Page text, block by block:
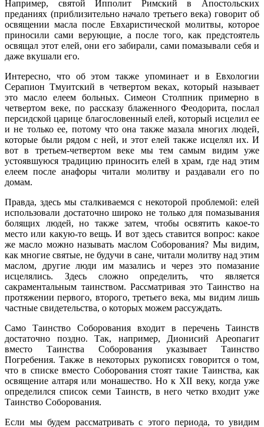
Например, святой Ипполит Римский в Апостольских
преданиях (приблизительно начало третьего века) говорит об
освящении масла после Евхаристической молитвы, которое
приносили сами верующие, а после того, как предстоятель
освящал этот елей, они его забирали, сами помазывали себя и
даже вкушали его.
Интересно, что об этом также упоминает и в Евхологии
Серапион Тмуитский в четвертом веках, который называет
это масло елеем больных. Симеон Столпник примерно в
четвертом веке, по рассказу блаженного Феодорита, послал
персидской царице благословенный елей, который исцелил ее
и не только ее, потому что она также мазала многих людей,
которые были рядом с ней, и этот елей также исцелял их. И
вот в третьем-четвертом веке мы тем самым видим уже
устоявшуюся традицию приносить елей в храм, где над этим
елеем после анафоры читали молитву и раздавали его по
домам.
Правда, здесь мы сталкиваемся с некоторой проблемой: елей
использовали достаточно широко не только для помазывания
болящих людей, но также затем, чтобы освятить какое-то
место или какую-то вещь. И вот здесь ставится вопрос: какое
же масло можно называть маслом Соборования? Мы видим,
как многие святые, не будучи в сане, читали молитву над этим
маслом, другие люди им мазались и через это помазание
исцелялись. Здесь сложно определить, что является
сакраментальным таинством. Рассматривая это Таинство на
протяжении первого, второго, третьего века, мы видим лишь
частные свидетельства, о которых можем рассуждать.
Само Таинство Соборования входит в перечень Таинств
достаточно поздно. Так, например, Дионисий Ареопагит
вместо Таинства Соборования указывает Таинство
Погребения. Также в некоторых рукописях говорится о том,
что в списке вместо Соборования стоят такие Таинства, как
освящение алтаря или монашество. Но к XII веку, когда уже
определился список семи Таинств, в него четко входит уже
Таинство Соборования.
Если мы будем рассматривать с этого периода, то увидим